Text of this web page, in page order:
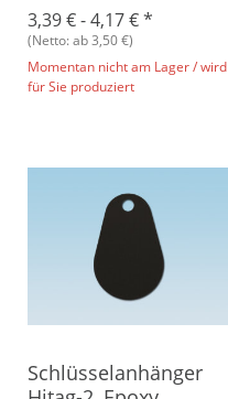
3,39 € -4,17 €*
(Netto: ab 3,50 €)
Momentan nicht am Lager / wird
für Sie produziert
Schlüsselanhänger